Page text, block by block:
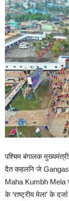
पश्चिम बंगालक
दैत कहलनि जे
Maha Kumbh Mela
के ‘राष्ट्रीय मेला’ के